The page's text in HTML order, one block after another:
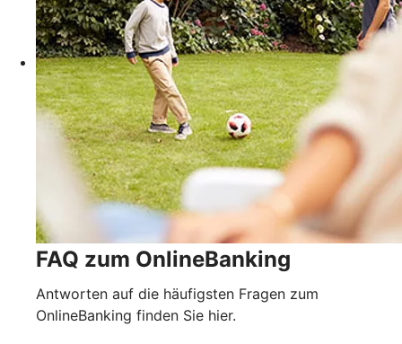
FAQ zum OnlineBanking
Antworten auf die häufigsten Fragen zum
OnlineBanking finden Sie hier.